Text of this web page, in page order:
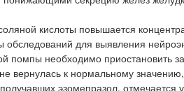
кислоты повышается
обследований для выявления
помпы необходимо приостановить
вернулась к нормальному
эзомепразол,